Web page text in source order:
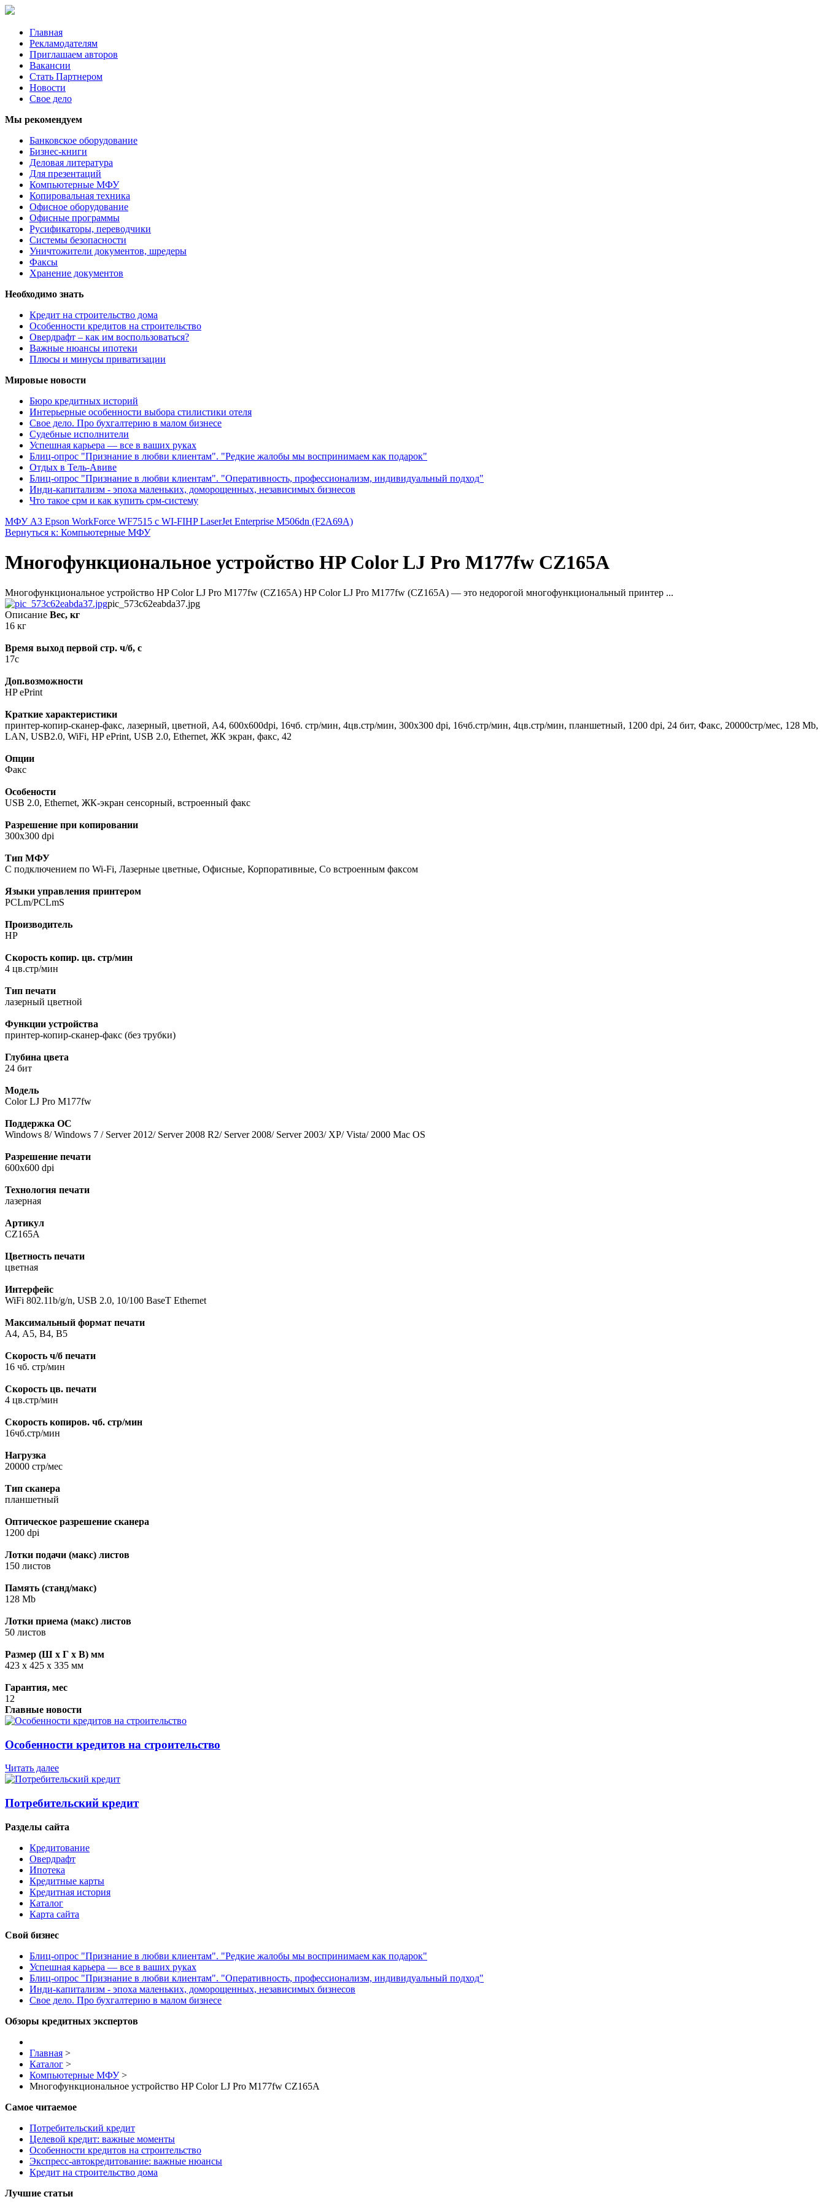
Главная
Рекламодателям
Приглашаем авторов
Вакансии
Стать Партнером
Новости
Свое дело
Мы рекомендуем
Банковское оборудование
Бизнес-книги
Деловая литература
Для презентаций
Компьютерные МФУ
Копировальная техника
Офисное оборудование
Офисные программы
Русификаторы, переводчики
Системы безопасности
Уничтожители документов, шредеры
Факсы
Хранение документов
Необходимо знать
Кредит на строительство дома
Особенности кредитов на строительство
Овердрафт – как им воспользоваться?
Важные нюансы ипотеки
Плюсы и минусы приватизации
Мировые новости
Бюро кредитных историй
Интерьерные особенности выбора стилистики отеля
Свое дело. Про бухгалтерию в малом бизнесе
Судебные исполнители
Успешная карьера — все в ваших руках
Блиц-опрос "Признание в любви клиентам". "Редкие жалобы мы воспринимаем как подарок"
Отдых в Тель-Авиве
Блиц-опрос "Признание в любви клиентам". "Оперативность, профессионализм, индивидуальный подход"
Инди-капитализм - эпоха маленьких, доморощенных, независимых бизнесов
Что такое срм и как купить срм-систему
МФУ А3 Epson WorkForce WF7515 c WI-FIHP LaserJet Enterprise M506dn (F2A69A)
Вернуться к: Компьютерные МФУ
Многофункциональное устройство HP Color LJ Pro M177fw CZ165A
Многофункциональное устройство HP Color LJ Pro M177fw (CZ165A) HP Color LJ Pro M177fw (CZ165A) — это недорогой многофункциональный принтер ...
pic_573c62eabda37.jpg
Описание Вес, кг
16 кг
Время выход первой стр. ч/б, с
17с
Доп.возможности
HP ePrint
Краткие характеристики
принтер-копир-сканер-факс, лазерный, цветной, А4, 600х600dpi, 16чб. стр/мин, 4цв.стр/мин, 300х300 dpi, 16чб.стр/мин, 4цв.стр/мин, планшетный, 1200 dpi, 24 бит, Факс, 20000стр/мес, 128 Mb,
LAN, USB2.0, WiFi, HP ePrint, USB 2.0, Ethernet, ЖК экран, факс, 42
Опции
Факс
Особености
USB 2.0, Ethernet, ЖК-экран сенсорный, встроенный факс
Разрешение при копировании
300х300 dpi
Тип МФУ
С подключением по Wi-Fi, Лазерные цветные, Офисные, Корпоративные, Со встроенным факсом
Языки управления принтером
PCLm/PCLmS
Производитель
HP
Скорость копир. цв. стр/мин
4 цв.стр/мин
Тип печати
лазерный цветной
Функции устройства
принтер-копир-сканер-факс (без трубки)
Глубина цвета
24 бит
Модель
Color LJ Pro M177fw
Поддержка ОС
Windows 8/ Windows 7 / Server 2012/ Server 2008 R2/ Server 2008/ Server 2003/ XP/ Vista/ 2000 Mac OS
Разрешение печати
600х600 dpi
Технология печати
лазерная
Артикул
CZ165A
Цветность печати
цветная
Интерфейс
WiFi 802.11b/g/n, USB 2.0, 10/100 BaseT Ethernet
Максимальный формат печати
А4, A5, B4, В5
Скорость ч/б печати
16 чб. стр/мин
Скорость цв. печати
4 цв.стр/мин
Скорость копиров. чб. стр/мин
16чб.стр/мин
Нагрузка
20000 стр/мес
Тип сканера
планшетный
Оптическое разрешение сканера
1200 dpi
Лотки подачи (макс) листов
150 листов
Память (станд/макс)
128 Mb
Лотки приема (макс) листов
50 листов
Размер (Ш x Г x В) мм
423 х 425 x 335 мм
Гарантия, мес
12
Главные новости
Особенности кредитов на строительство
Читать далее
Потребительский кредит
Разделы сайта
Кредитование
Овердрафт
Ипотека
Кредитные карты
Кредитная история
Каталог
Карта сайта
Свой бизнес
Блиц-опрос "Признание в любви клиентам". "Редкие жалобы мы воспринимаем как подарок"
Успешная карьера — все в ваших руках
Блиц-опрос "Признание в любви клиентам". "Оперативность, профессионализм, индивидуальный подход"
Инди-капитализм - эпоха маленьких, доморощенных, независимых бизнесов
Свое дело. Про бухгалтерию в малом бизнесе
Обзоры кредитных экспертов
Главная >
Каталог >
Компьютерные МФУ >
Многофункциональное устройство HP Color LJ Pro M177fw CZ165A
Самое читаемое
Потребительский кредит
Целевой кредит: важные моменты
Особенности кредитов на строительство
Экспресс-автокредитование: важные нюансы
Кредит на строительство дома
Лучшие статьи